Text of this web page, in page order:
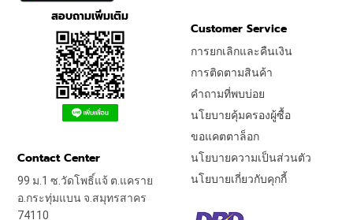
สอบถามเพิ่มเติม
Customer Service
การยกเลิกและคืนเงิน
การติดตามสินค้า
คำถามที่พบบ่อย
นโยบายคุ้มครองผู้ซื้อ
ขอแคตตาล็อก
นโยบายความเป็นส่วนตัว
นโยบายเกี่ยวกับคุกกี้
Contact Center
99 ม.1 ซ.วัดโพธิ์แจ้ ต.แคราย
อ.กระทุ่มแบน จ.สมุทรสาคร
74110